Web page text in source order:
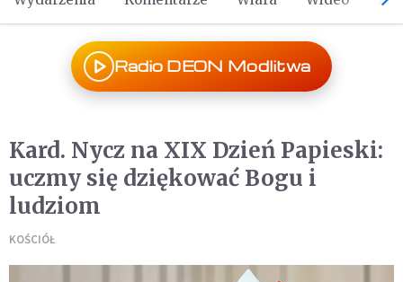
Radio DEON Modlitwa
Kard. Nycz na XIX Dzień Papieski:
uczmy się dziękować Bogu i
ludziom
KOŚCIÓŁ